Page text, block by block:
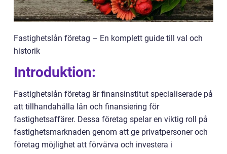
Fastighetslån företag – En komplett guide till val och
historik
Introduktion:
Fastighetslån företag är finansinstitut specialiserade på
att tillhandahålla lån och finansiering för
fastighetsaffärer. Dessa företag spelar en viktig roll på
fastighetsmarknaden genom att ge privatpersoner och
företag möjlighet att förvärva och investera i